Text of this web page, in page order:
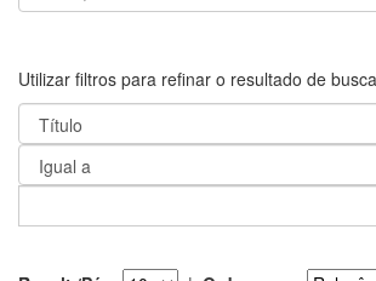
Utilizar filtros para refinar o resultado de